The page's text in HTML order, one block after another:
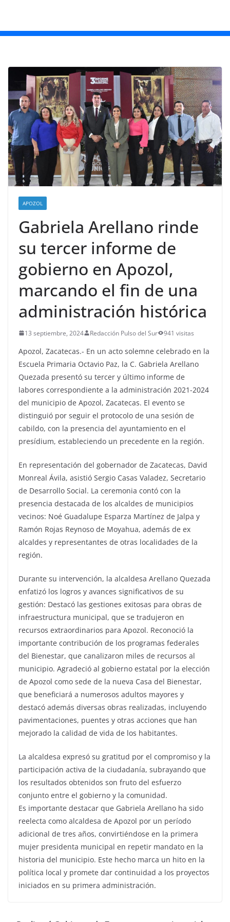
APOZOL
Gabriela Arellano rinde
su tercer informe de
gobierno en Apozol,
marcando el fin de una
administración histórica
13 septiembre, 2024 Redacción Pulso del Sur 941 visitas
Apozol, Zacatecas.- En un acto solemne celebrado en la
Escuela Primaria Octavio Paz, la C. Gabriela Arellano
Quezada presentó su tercer y último informe de
labores correspondiente a la administración 2021-2024
del municipio de Apozol, Zacatecas. El evento se
distinguió por seguir el protocolo de una sesión de
cabildo, con la presencia del ayuntamiento en el
presídium, estableciendo un precedente en la región.
En representación del gobernador de Zacatecas, David
Monreal Ávila, asistió Sergio Casas Valadez, Secretario
de Desarrollo Social. La ceremonia contó con la
presencia destacada de los alcaldes de municipios
vecinos: Noé Guadalupe Esparza Martínez de Jalpa y
Ramón Rojas Reynoso de Moyahua, además de ex
alcaldes y representantes de otras localidades de la
región.
Durante su intervención, la alcaldesa Arellano Quezada
enfatizó los logros y avances significativos de su
gestión: Destacó las gestiones exitosas para obras de
infraestructura municipal, que se tradujeron en
recursos extraordinarios para Apozol. Reconoció la
importante contribución de los programas federales
del Bienestar, que canalizaron miles de recursos al
municipio. Agradeció al gobierno estatal por la elección
de Apozol como sede de la nueva Casa del Bienestar,
que beneficiará a numerosos adultos mayores y
destacó además diversas obras realizadas, incluyendo
pavimentaciones, puentes y otras acciones que han
mejorado la calidad de vida de los habitantes.
La alcaldesa expresó su gratitud por el compromiso y la
participación activa de la ciudadanía, subrayando que
los resultados obtenidos son fruto del esfuerzo
conjunto entre el gobierno y la comunidad.
Es importante destacar que Gabriela Arellano ha sido
reelecta como alcaldesa de Apozol por un período
adicional de tres años, convirtiéndose en la primera
mujer presidenta municipal en repetir mandato en la
historia del municipio. Este hecho marca un hito en la
política local y promete dar continuidad a los proyectos
iniciados en su primera administración.